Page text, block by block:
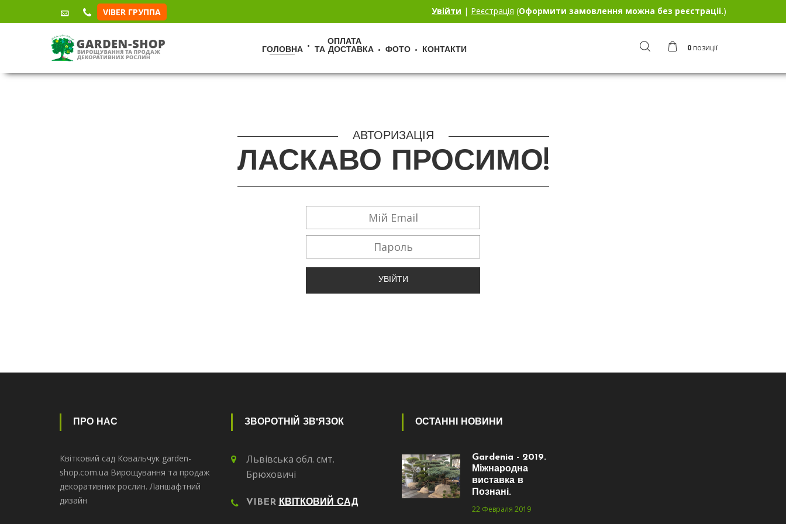
VIBER ГРУППА Увійти | Реєстрація (Оформити замовлення можна без реєстраціі.)
ГОЛОВНА
ОПЛАТА
ТА ДОСТАВКА
ФОТО КОНТАКТИ 0 позиції
АВТОРИЗАЦІЯ
ЛАСКАВО ПРОСИМО!
ПРО НАС
Квітковий сад Ковальчук garden-
shop.com.ua Вирощування та продаж
декоративних рослин. Ланшафтний
дизайн
ЗВОРОТНІЙ ЗВ'ЯЗОК
Львівська обл. смт.
Брюховичі
VIBER КВІТКОВИЙ САД
ОСТАННІ НОВИНИ
Gardenia - 2019.
Міжнародна
виставка в
Познані.
22 Февраля 2019